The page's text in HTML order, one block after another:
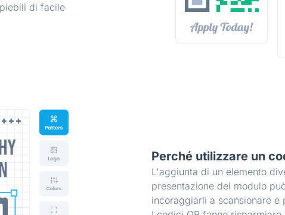
di facile
Perché utilizzare un
L'aggiunta di un elemento
presentazione del modulo
incoraggiarli a scansionare e
di opzioni
motivi e